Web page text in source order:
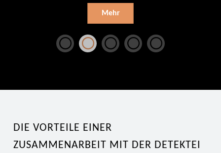
Mehr
DIE VORTEILE EINER
ZUSAMMENARBEIT MIT DER DETEKTEI